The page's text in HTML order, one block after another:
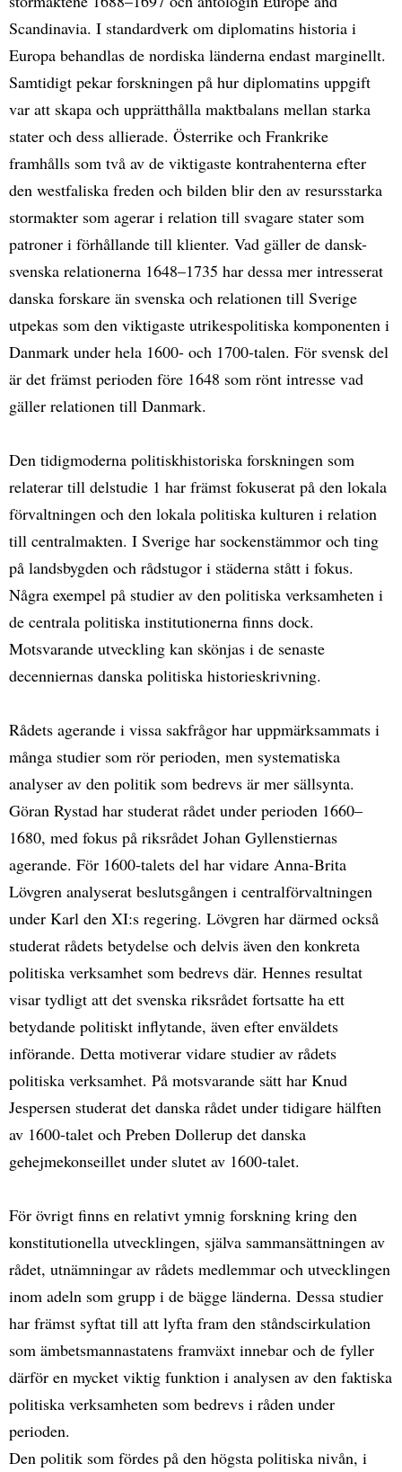
Scandinavia. I standardverk om diplomatins historia i
Europa behandlas de nordiska länderna endast marginellt.
Samtidigt pekar forskningen på hur diplomatins uppgift
var att skapa och upprätthålla maktbalans mellan starka
stater och dess allierade. Österrike och Frankrike
framhålls som två av de viktigaste kontrahenterna efter
den westfaliska freden och bilden blir den av resursstarka
stormakter som agerar i relation till svagare stater som
patroner i förhållande till klienter. Vad gäller de dansk-
svenska relationerna 1648–1735 har dessa mer intresserat
danska forskare än svenska och relationen till Sverige
utpekas som den viktigaste utrikespolitiska komponenten i
Danmark under hela 1600- och 1700-talen. För svensk del
är det främst perioden före 1648 som rönt intresse vad
gäller relationen till Danmark.
Den tidigmoderna politiskhistoriska forskningen som
relaterar till delstudie 1 har främst fokuserat på den lokala
förvaltningen och den lokala politiska kulturen i relation
till centralmakten. I Sverige har sockenstämmor och ting
på landsbygden och rådstugor i städerna stått i fokus.
Några exempel på studier av den politiska verksamheten i
de centrala politiska institutionerna finns dock.
Motsvarande utveckling kan skönjas i de senaste
decenniernas danska politiska historieskrivning.
Rådets agerande i vissa sakfrågor har uppmärksammats i
många studier som rör perioden, men systematiska
analyser av den politik som bedrevs är mer sällsynta.
Göran Rystad har studerat rådet under perioden 1660–
1680, med fokus på riksrådet Johan Gyllenstiernas
agerande. För 1600-talets del har vidare Anna-Brita
Lövgren analyserat beslutsgången i centralförvaltningen
under Karl den XI:s regering. Lövgren har därmed också
studerat rådets betydelse och delvis även den konkreta
politiska verksamhet som bedrevs där. Hennes resultat
visar tydligt att det svenska riksrådet fortsatte ha ett
betydande politiskt inflytande, även efter enväldets
införande. Detta motiverar vidare studier av rådets
politiska verksamhet. På motsvarande sätt har Knud
Jespersen studerat det danska rådet under tidigare hälften
av 1600-talet och Preben Dollerup det danska
gehejmekonseillet under slutet av 1600-talet.
För övrigt finns en relativt ymnig forskning kring den
konstitutionella utvecklingen, själva sammansättningen av
rådet, utnämningar av rådets medlemmar och utvecklingen
inom adeln som grupp i de bägge länderna. Dessa studier
har främst syftat till att lyfta fram den ståndscirkulation
som ämbetsmannastatens framväxt innebar och de fyller
därför en mycket viktig funktion i analysen av den faktiska
politiska verksamheten som bedrevs i råden under
perioden.
Den politik som fördes på den högsta politiska nivån, i